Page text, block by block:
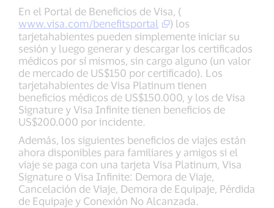
En el Portal de Beneficios de Visa, (
www.visa.com/benefitsportal
) los
tarjetahabientes pueden simplemente iniciar su
sesión y luego generar y descargar los certificados
médicos por sí mismos, sin cargo alguno (un valor
de mercado de US$150 por certificado). Los
tarjetahabientes de Visa Platinum tienen
beneficios médicos de US$150.000, y los de Visa
Signature y Visa Infinite tienen beneficios de
US$200.000 por incidente.
Además, los siguientes beneficios de viajes están
ahora disponibles para familiares y amigos si el
viaje se paga con una tarjeta Visa Platinum, Visa
Signature o Visa Infinite: Demora de Viaje,
Cancelación de Viaje, Demora de Equipaje, Pérdida
de Equipaje y Conexión No Alcanzada.